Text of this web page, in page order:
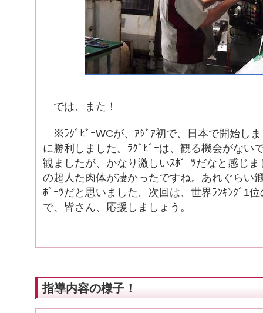
では、また！
※ﾗｸﾞﾋﾞｰWCが、ｱｼﾞｱ初で、日本で開始し
に勝利しました。ﾗｸﾞﾋﾞｰは、観る機会がない
観ましたが、かなり激しいｽﾎﾟｰﾂだなと感じ
の超人た肉体が凄かったですね。あれぐらい
ﾎﾟｰﾂだと思いました。次回は、世界ﾗﾝｷﾝｸﾞ1位
で、皆さん、応援しましょう。
指導内容の様子！